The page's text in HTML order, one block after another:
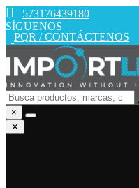
573176439180
SÍGUENOS
PQR / CONTÁCTENOS
×
✕